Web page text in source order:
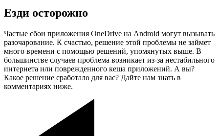
Езди осторожно
Частые сбои приложения OneDrive на Android могут вызывать
разочарование. К счастью, решение этой проблемы не займет
много времени с помощью решений, упомянутых выше. В
большинстве случаев проблема возникает из-за нестабильного
интернета или поврежденного кеша приложений. А вы?
Какое решение сработало для вас? Дайте нам знать в
комментариях ниже.